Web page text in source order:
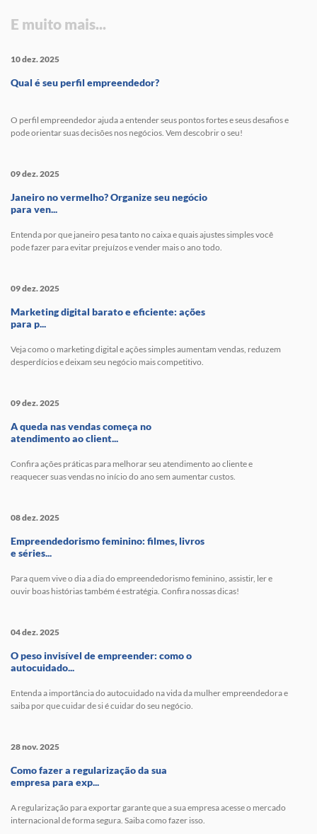
E muito mais...
10 dez. 2025
Qual é seu perfil empreendedor?
O perfil empreendedor ajuda a entender seus pontos fortes e seus desafios e
pode orientar suas decisões nos negócios. Vem descobrir o seu!
09 dez. 2025
Janeiro no vermelho? Organize seu negócio
para ven...
Entenda por que janeiro pesa tanto no caixa e quais ajustes simples você
pode fazer para evitar prejuízos e vender mais o ano todo.
09 dez. 2025
Marketing digital barato e eficiente: ações
para p...
Veja como o marketing digital e ações simples aumentam vendas, reduzem
desperdícios e deixam seu negócio mais competitivo.
09 dez. 2025
A queda nas vendas começa no
atendimento ao client...
Confira ações práticas para melhorar seu atendimento ao cliente e
reaquecer suas vendas no início do ano sem aumentar custos.
08 dez. 2025
Empreendedorismo feminino: filmes, livros
e séries...
Para quem vive o dia a dia do empreendedorismo feminino, assistir, ler e
ouvir boas histórias também é estratégia. Confira nossas dicas!
04 dez. 2025
O peso invisível de empreender: como o
autocuidado...
Entenda a importância do autocuidado na vida da mulher empreendedora e
saiba por que cuidar de si é cuidar do seu negócio.
28 nov. 2025
Como fazer a regularização da sua
empresa para exp...
A regularização para exportar garante que a sua empresa acesse o mercado
internacional de forma segura. Saiba como fazer isso.